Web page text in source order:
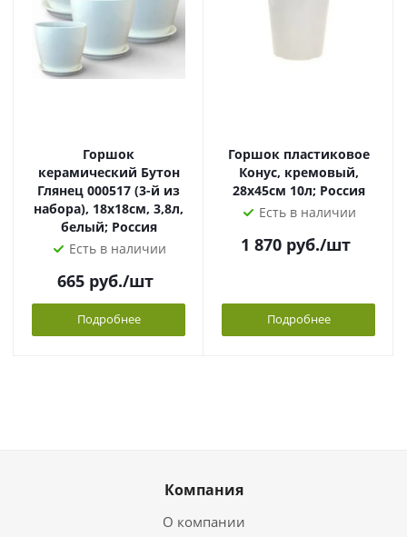
Горшок
керамический Бутон
Глянец 000517 (3-й из
набора), 18х18см, 3,8л,
белый; Россия
Есть в наличии
665 руб./шт
Подробнее
Горшок пластиковое
Конус, кремовый,
28х45см 10л; Россия
Есть в наличии
1 870руб./шт
Подробнее
Компания
О компании